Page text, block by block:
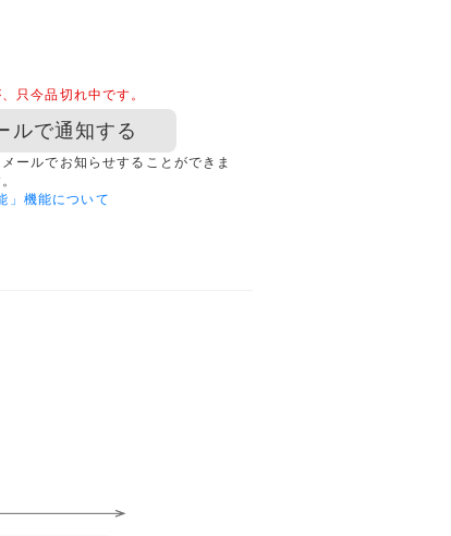
只今品切れ中です。
ルで通知する
ールでお知らせすることができま
」機能について